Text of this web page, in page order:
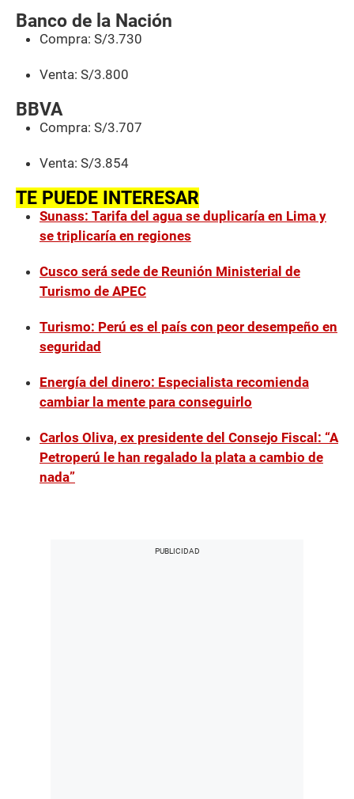
Banco de la Nación
Compra: S/3.730
Venta: S/3.800
BBVA
Compra: S/3.707
Venta: S/3.854
TE PUEDE INTERESAR
Sunass: Tarifa del agua se duplicaría en Lima y
se triplicaría en regiones
Cusco será sede de Reunión Ministerial de
Turismo de APEC
Turismo: Perú es el país con peor desempeño en
seguridad
Energía del dinero: Especialista recomienda
cambiar la mente para conseguirlo
Carlos Oliva, ex presidente del Consejo Fiscal: “A
Petroperú le han regalado la plata a cambio de
nada”